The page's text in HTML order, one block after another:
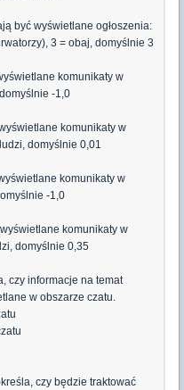
być wyświetlane ogłoszenia:
3 = obaj, domyślnie 3
komunikaty w
-1,0
komunikaty w
domyślnie 0,01
komunikaty w
-1,0
komunikaty w
domyślnie 0,35
czy informacje na temat
w obszarze czatu.
czy będzie traktować